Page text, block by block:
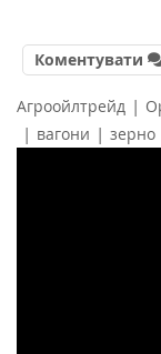
Коментувати
Агроойлтрейд |
| вагони | зерно